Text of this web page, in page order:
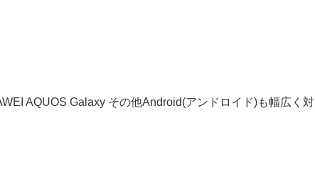
AQUOS Galaxy その他Android(アンドロイド)も幅広く対